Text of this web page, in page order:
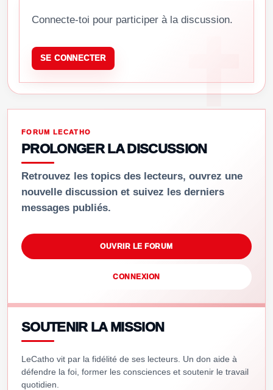
Connecte-toi pour participer à la discussion.
SE CONNECTER
FORUM LECATHO
PROLONGER LA DISCUSSION
Retrouvez les topics des lecteurs, ouvrez une
nouvelle discussion et suivez les derniers
messages publiés.
OUVRIR LE FORUM
CONNEXION
SOUTENIR LA MISSION
LeCatho vit par la fidélité de ses lecteurs. Un don aide à
défendre la foi, former les consciences et soutenir le travail
quotidien.